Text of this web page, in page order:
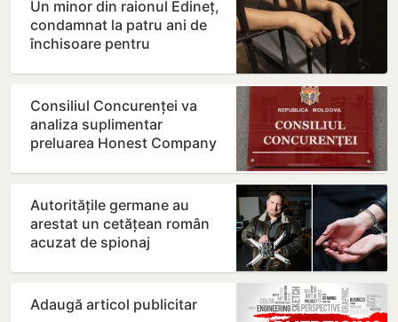
Un minor din raionul Edineț,
condamnat la patru ani de
închisoare pentru
Consiliul Concurenței va
analiza suplimentar
preluarea Honest Company
Autoritățile germane au
arestat un cetățean român
acuzat de spionaj
Adaugă articol publicitar